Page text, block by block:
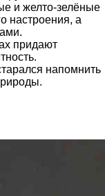
и желто-зелёные
настроения, а
придают
напомнить